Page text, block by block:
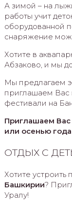
А зимой – на
работы учит
оборудованной
снаряжение
Хотите в
Абзаково, и мы
Мы предлагаем
приглашаем Вас
фестивали на
Приглашаем
или осенью
ОТДЫХ С
Хотите устроить
Башкирии?
Уралу!